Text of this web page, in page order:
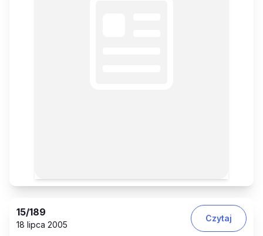
15/189
18 lipca 2005
Czytaj